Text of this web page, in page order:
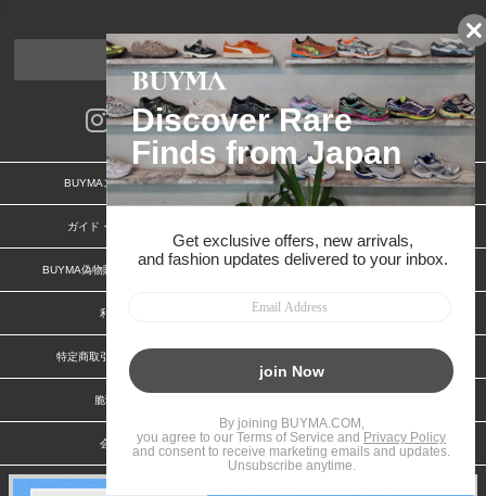
ページトップへ
BUYMAスタートガイド 安心への取り組み
ガイド・お問い合わせ
BUYMA偽物販売防止の取り組み BUYMA CARD
利用規約
特定商取引法に関する表記
脆弱性報告
会社案内 スタッフ募集